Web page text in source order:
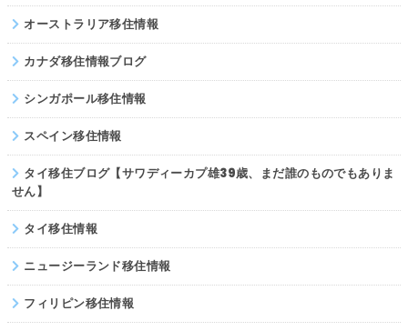
オーストラリア移住情報
カナダ移住情報ブログ
シンガポール移住情報
スペイン移住情報
タイ移住ブログ【サワディーカプ雄39歳、まだ誰のものでもありま
せん】
タイ移住情報
ニュージーランド移住情報
フィリピン移住情報